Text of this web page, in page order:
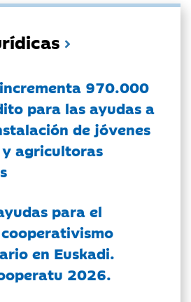
970.000
para las ayudas a
de jóvenes
agricultoras
para el
en Euskadi.
2026.